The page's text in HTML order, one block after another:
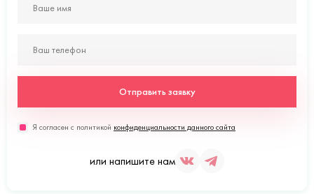
Отправить заявку
Я согласен с политикой конфиденциальности данного сайта
или напишите нам